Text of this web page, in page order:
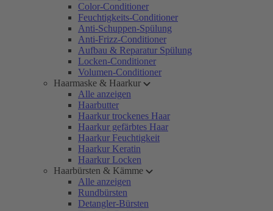
Color-Conditioner
Feuchtigkeits-Conditioner
Anti-Schuppen-Spülung
Anti-Frizz-Conditioner
Aufbau & Reparatur Spülung
Locken-Conditioner
Volumen-Conditioner
Haarmaske & Haarkur
Alle anzeigen
Haarbutter
Haarkur trockenes Haar
Haarkur gefärbtes Haar
Haarkur Feuchtigkeit
Haarkur Keratin
Haarkur Locken
Haarbürsten & Kämme
Alle anzeigen
Rundbürsten
Detangler-Bürsten